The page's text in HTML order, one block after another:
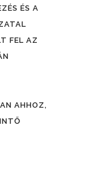
ÉS A
FEL AZ
AHHOZ,